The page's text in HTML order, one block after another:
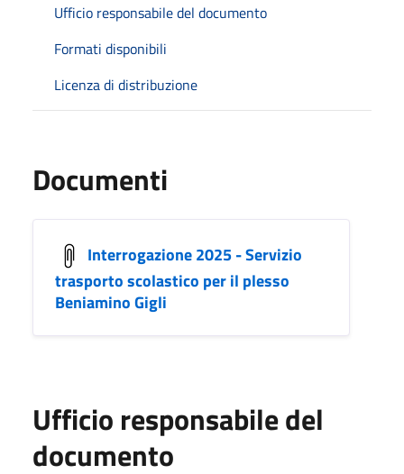
Ufficio responsabile del documento
Formati disponibili
Licenza di distribuzione
Documenti
Interrogazione 2025 - Servizio
trasporto scolastico per il plesso
Beniamino Gigli
Ufficio responsabile del
documento